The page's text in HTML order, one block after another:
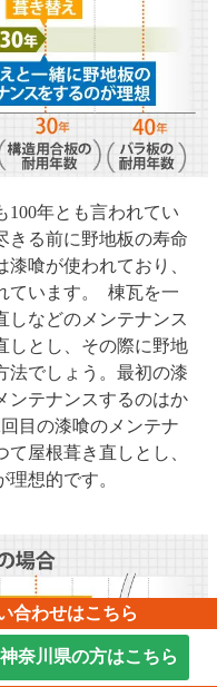
年とも言われてい
きる前に野地板の寿命
喰が使われており、
ています。 棟瓦を一
しなどのメンテナンス
しとし、その際に野地
法でしょう。最初の漆
ンテナンスするのはか
目の漆喰のメンテナ
屋根葺き直しとし、
想的です。
合わせはこちら
神奈川県の方はこちら